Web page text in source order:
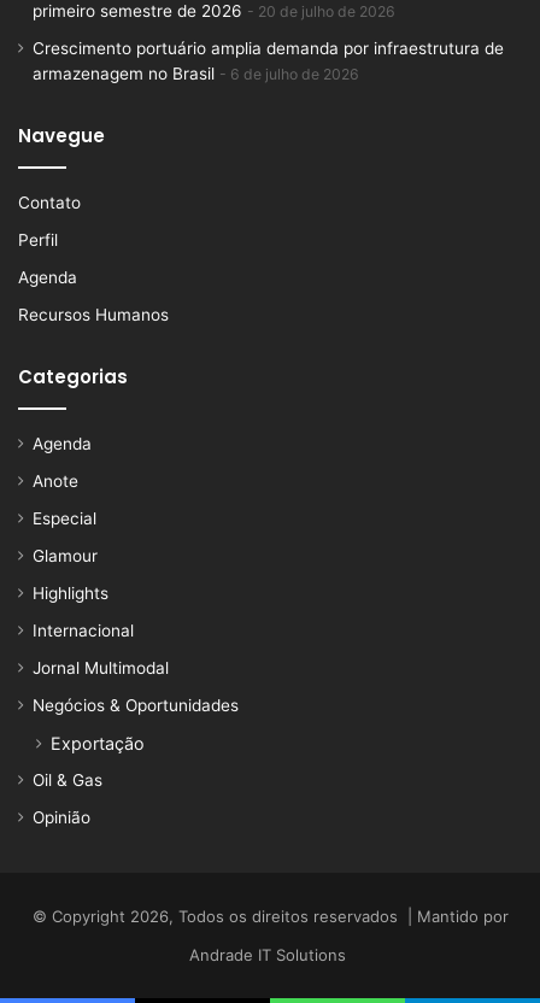
primeiro semestre de 2026
20 de julho de 2026
Crescimento portuário amplia demanda por infraestrutura de
armazenagem no Brasil
6 de julho de 2026
Navegue
Contato
Perfil
Agenda
Recursos Humanos
Categorias
Agenda
Anote
Especial
Glamour
Highlights
Internacional
Jornal Multimodal
Negócios & Oportunidades
Exportação
Oil & Gas
Opinião
© Copyright 2026, Todos os direitos reservados | Mantido por
Andrade IT Solutions